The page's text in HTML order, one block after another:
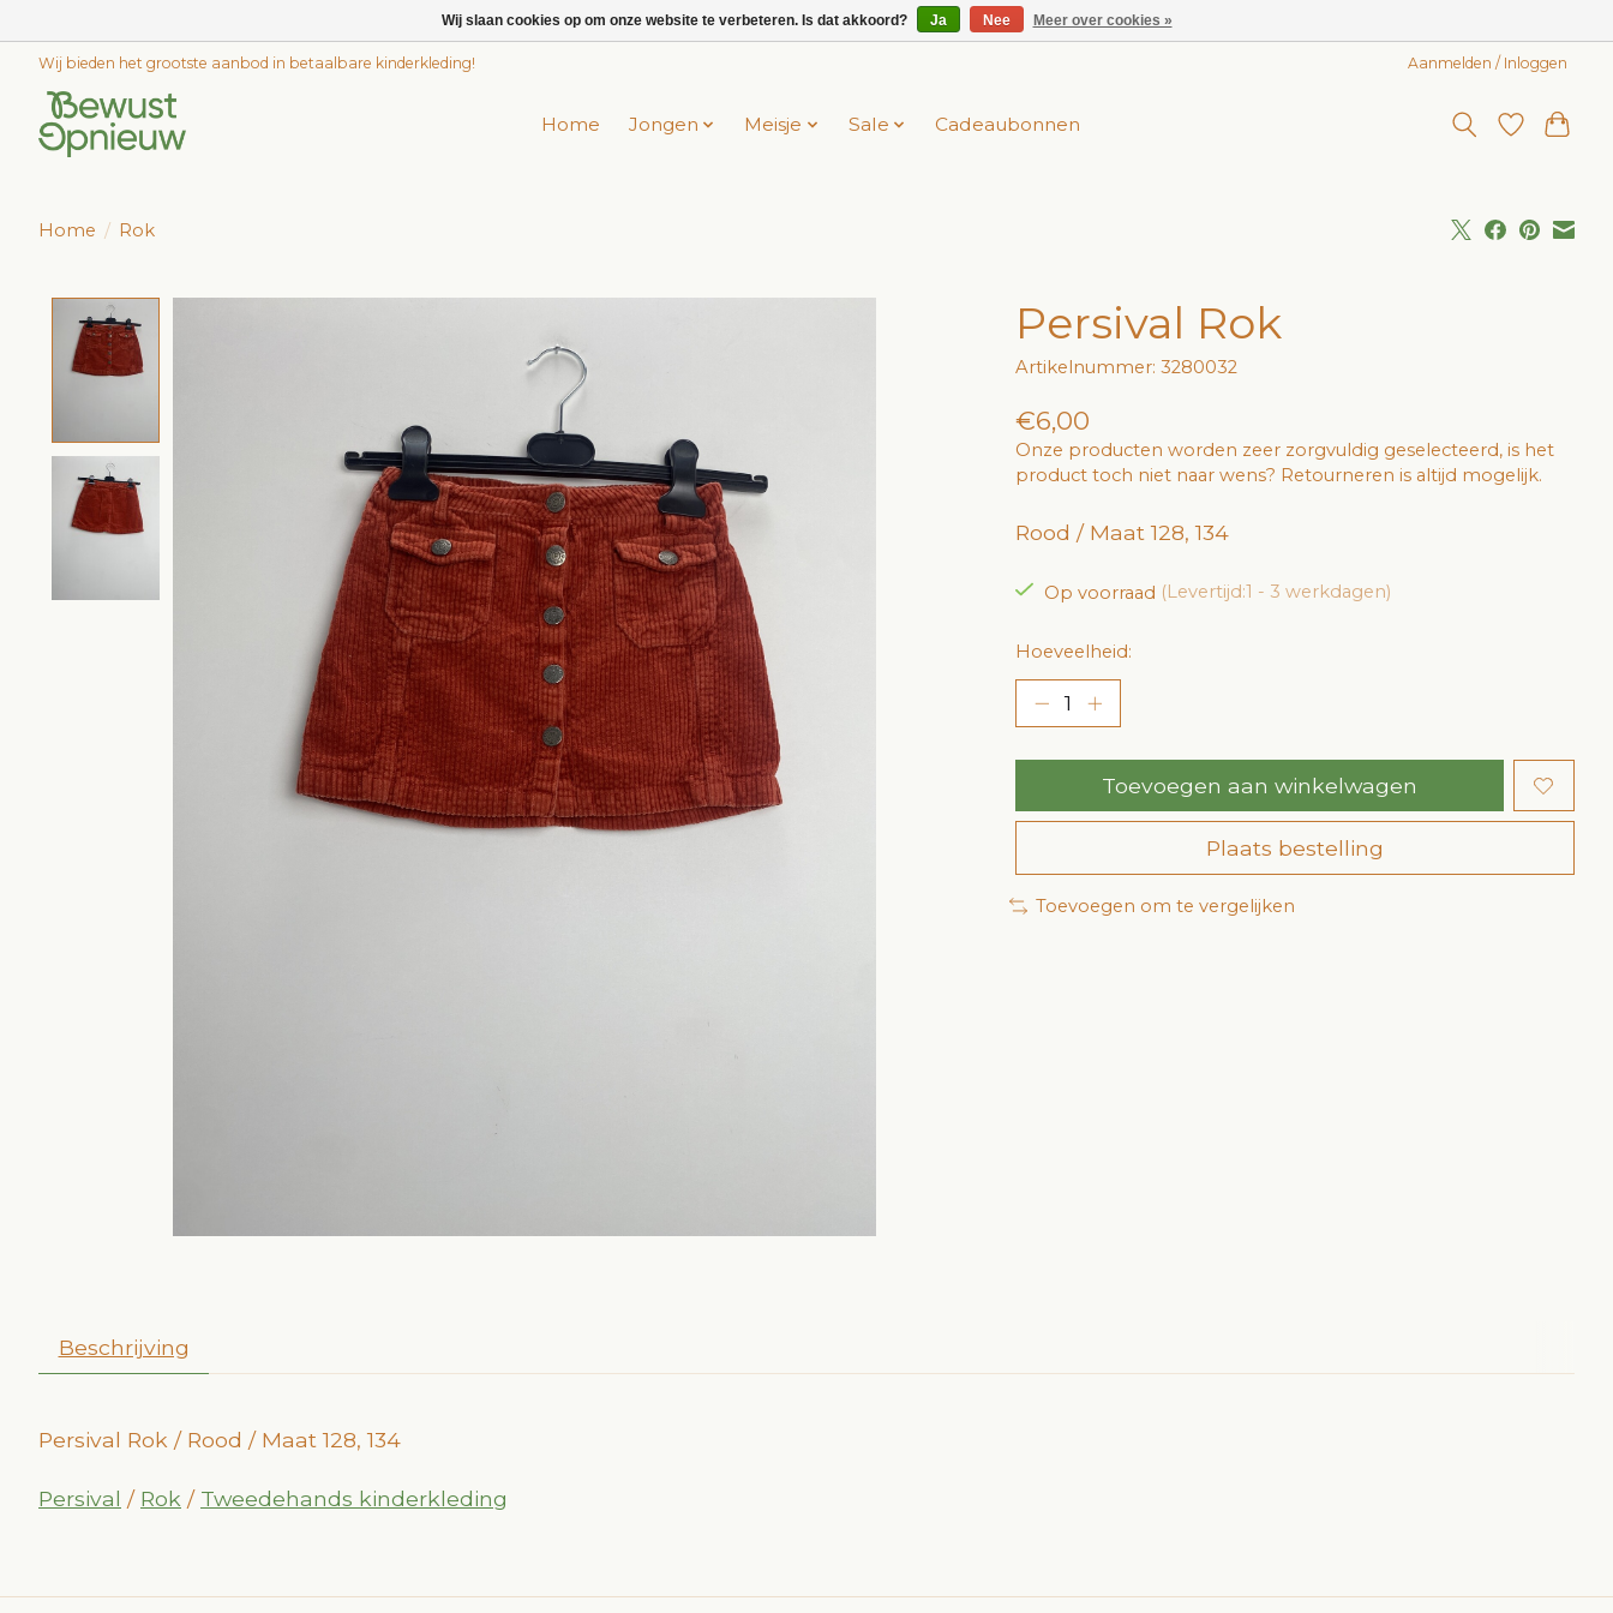
Wij bieden het grootste aanbod in betaalbare kinderkleding! Aanmelden / Inloggen
Home Jongen Meisje Sale Cadeaubonnen
Home / Rok
Persival Rok
Artikelnummer: 3280032
€6,00
Onze producten worden zeer zorgvuldig geselecteerd, is het
product toch niet naar wens? Retourneren is altijd mogelijk.
Rood / Maat 128, 134
Op voorraad (Levertijd:1 - 3 werkdagen)
Hoeveelheid:
Toevoegen aan winkelwagen
Plaats bestelling
Toevoegen om te vergelijken
Beschrijving
Persival Rok / Rood / Maat 128, 134
Persival / Rok / Tweedehands kinderkleding
Wij slaan cookies op om onze website te verbeteren. Is dat akkoord? Ja Nee Meer over cookies »